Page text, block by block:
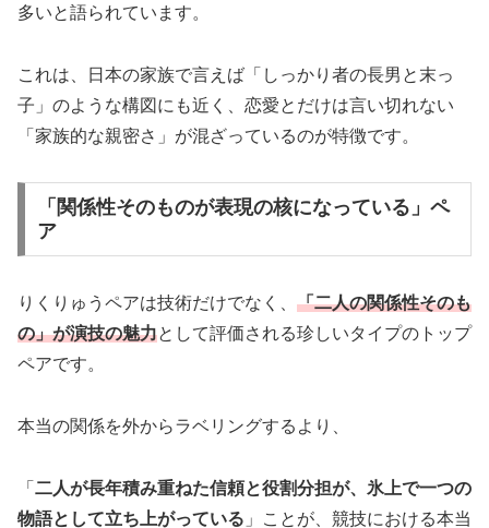
多いと語られています。
これは、日本の家族で言えば「しっかり者の長男と末っ
子」のような構図にも近く、恋愛とだけは言い切れない
「家族的な親密さ」が混ざっているのが特徴です。
「関係性そのものが表現の核になっている」ペ
ア
りくりゅうペアは技術だけでなく、 「二人の関係性そのも
の」が演技の魅力として評価される珍しいタイプのトップ
ペアです。
本当の関係を外からラベリングするより、
「 二人が長年積み重ねた信頼と役割分担が、氷上で一つの
物語として立ち上がっている 」ことが、競技における本当